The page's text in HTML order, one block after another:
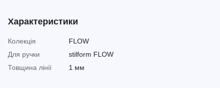
Характеристики
Колекція
FLOW
Для ручки
stilform FLOW
Товщина лінії
1 мм